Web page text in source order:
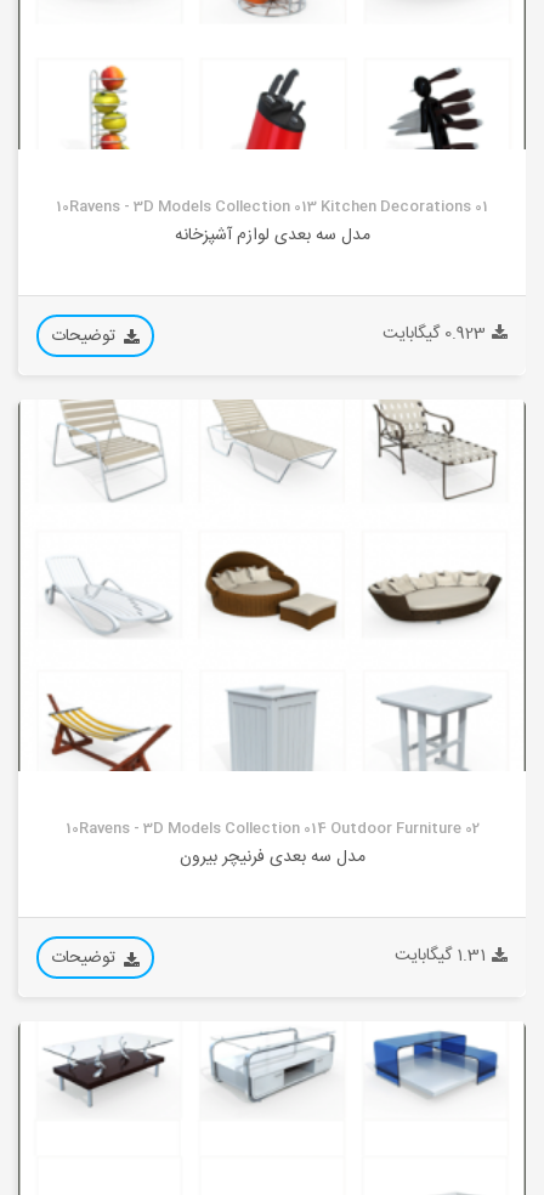
10Ravens - 3D Models Collection 013 Kitchen Decorations 01
مدل سه بعدی لوازم آشپزخانه
0.923 گیگابایت توضیحات
10Ravens - 3D Models Collection 014 Outdoor Furniture 02
مدل سه بعدی فرنیچر بیرون
1.31 گیگابایت توضیحات